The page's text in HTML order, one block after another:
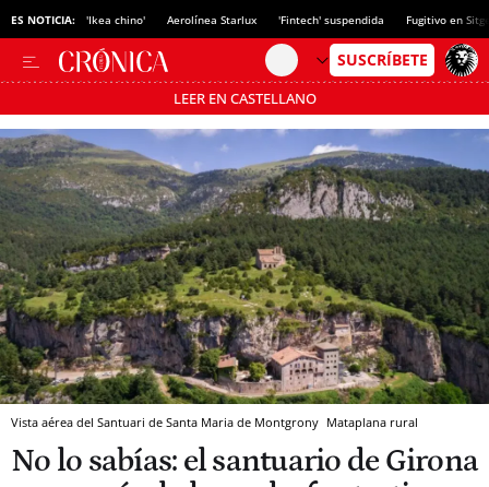
ES NOTICIA: 'Ikea chino' Aerolínea Starlux 'Fintech' suspendida Fugitivo en
LEER EN CASTELLANO
Pásate al MODO AHORRO
Vista aérea del Santuari de Santa Maria de Montgrony Mataplana rural
No lo sabías: el santuario de Girona